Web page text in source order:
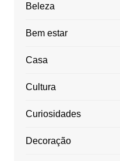
Beleza
Bem estar
Casa
Cultura
Curiosidades
Decoração